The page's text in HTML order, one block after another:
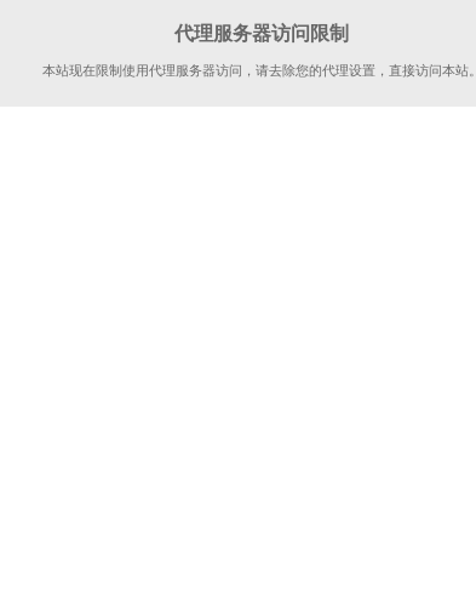
代理服务器访问限制
本站现在限制使用代理服务器访问，请去除您的代理设置，直接访问本站。